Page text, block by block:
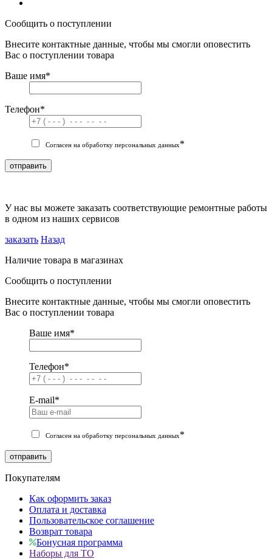
Сообщить о поступлении
Внесите контактные данные, чтобы мы смогли оповестить
Вас о поступлении товара
Ваше имя*
Телефон*
Согласен на обработку персональных данных*
отправить
У нас вы можете заказать соответствующие ремонтные работы
в одном из наших сервисов
заказать Назад
Наличие товара в магазинах
Сообщить о поступлении
Внесите контактные данные, чтобы мы смогли оповестить
Вас о поступлении товара
Ваше имя*
Телефон*
E-mail*
Согласен на обработку персональных данных*
отправить
Покупателям
Как оформить заказ
Оплата и доставка
Пользовательское соглашение
Возврат товара
Бонусная программа
Наборы для ТО